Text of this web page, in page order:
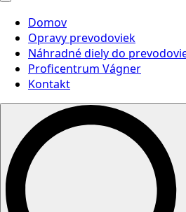
Domov
Opravy prevodoviek
Náhradné diely do
Proficentrum Vágner
Kontakt